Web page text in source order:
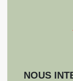
NOUS